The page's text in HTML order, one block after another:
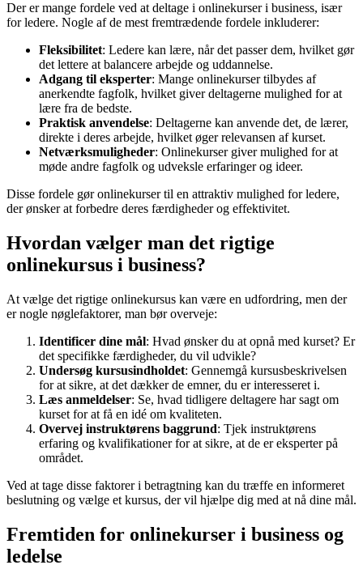
Der er mange fordele ved at deltage i onlinekurser i business, især
for ledere. Nogle af de mest fremtrædende fordele inkluderer:
Fleksibilitet: Ledere kan lære, når det passer dem, hvilket gør
det lettere at balancere arbejde og uddannelse.
Adgang til eksperter: Mange onlinekurser tilbydes af
anerkendte fagfolk, hvilket giver deltagerne mulighed for at
lære fra de bedste.
Praktisk anvendelse: Deltagerne kan anvende det, de lærer,
direkte i deres arbejde, hvilket øger relevansen af kurset.
Netværksmuligheder: Onlinekurser giver mulighed for at
møde andre fagfolk og udveksle erfaringer og ideer.
Disse fordele gør onlinekurser til en attraktiv mulighed for ledere,
der ønsker at forbedre deres færdigheder og effektivitet.
Hvordan vælger man det rigtige
onlinekursus i business?
At vælge det rigtige onlinekursus kan være en udfordring, men der
er nogle nøglefaktorer, man bør overveje:
Identificer dine mål: Hvad ønsker du at opnå med kurset? Er
det specifikke færdigheder, du vil udvikle?
Undersøg kursusindholdet: Gennemgå kursusbeskrivelsen
for at sikre, at det dækker de emner, du er interesseret i.
Læs anmeldelser: Se, hvad tidligere deltagere har sagt om
kurset for at få en idé om kvaliteten.
Overvej instruktørens baggrund: Tjek instruktørens
erfaring og kvalifikationer for at sikre, at de er eksperter på
området.
Ved at tage disse faktorer i betragtning kan du træffe en informeret
beslutning og vælge et kursus, der vil hjælpe dig med at nå dine mål.
Fremtiden for onlinekurser i business og
ledelse